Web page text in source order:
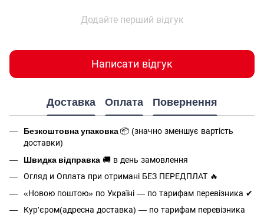
Додайте перший відгук
Написати відгук
Доставка Оплата Повернення
Безкоштовна упаковка📦 (значно зменшує вартість
доставки)
Швидка відправка 🚚 в день замовлення
Огляд и Оплата при отримані БЕЗ ПЕРЕДПЛАТ 🔥
«Новою поштою» по Україні — по тарифам перевізника ✔
Кур'єром(адресна доставка) — по тарифам перевізника